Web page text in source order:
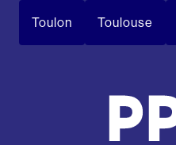
Toulon Toulouse